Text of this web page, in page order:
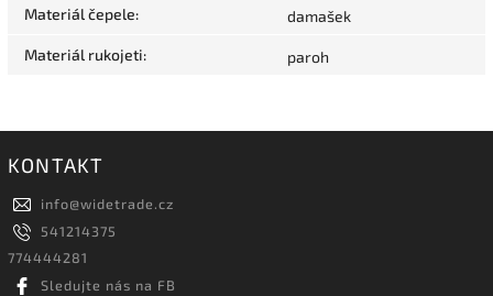
Materiál čepele: damašek
Materiál rukojeti: paroh
KONTAKT
info@widetrade.cz
541214375
774444281
Sledujte nás na FB